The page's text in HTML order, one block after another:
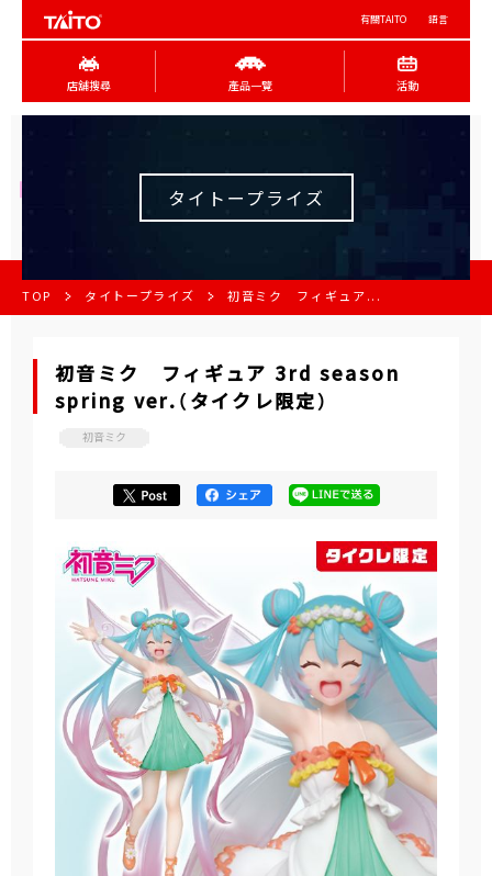
有關TAITO 語言
店舖搜尋 產品一覽 活動
タイトープライズ
TOP タイトープライズ 初音ミク フィギュア...
初音ミク フィギュア 3rd season
spring ver.（タイクレ限定）
初音ミク